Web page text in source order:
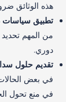
هذه الوثائق
تطبيق سياسات
من المهم
دوري.
تقديم حلول
في بعض
في منع تحول